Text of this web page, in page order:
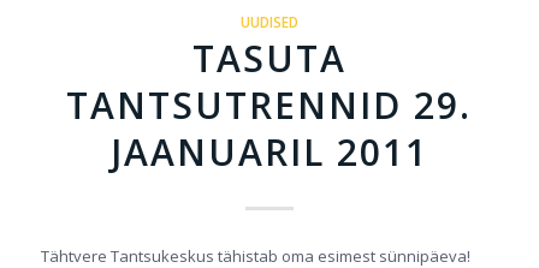
UUDISED
TASUTA
TANTSUTRENNID 29.
JAANUARIL 2011
Tähtvere Tantsukeskus tähistab oma esimest sünnipäeva!